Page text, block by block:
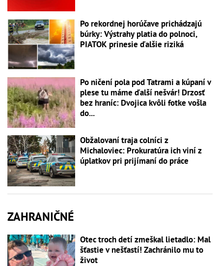
Po rekordnej horúčave prichádzajú
búrky: Výstrahy platia do polnoci,
PIATOK prinesie ďalšie riziká
Po ničení pola pod Tatrami a kúpaní v
plese tu máme ďalší nešvár! Drzosť
bez hraníc: Dvojica kvôli fotke vošla
do...
Obžalovaní traja colníci z
Michaloviec: Prokuratúra ich viní z
úplatkov pri prijímaní do práce
ZAHRANIČNÉ
Otec troch detí zmeškal lietadlo: Mal
šťastie v nešťastí! Zachránilo mu to
život